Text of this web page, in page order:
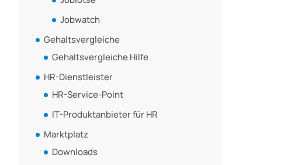
Jobwatch
Gehaltsvergleiche
Gehaltsvergleiche Hilfe
HR-Dienstleister
HR-Service-Point
IT-Produktanbieter für HR
Marktplatz
Downloads